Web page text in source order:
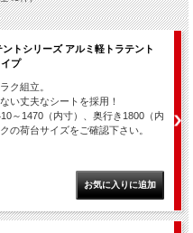
トシリーズ アルミ軽トラテント
プ
ク組立。
い丈夫なシートを採用！
～1470（内寸）、奥行き1800（内
の荷台サイズをご確認下さい。